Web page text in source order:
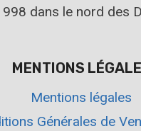
dans le nord des
MENTIONS
Mentions légales
Générales de